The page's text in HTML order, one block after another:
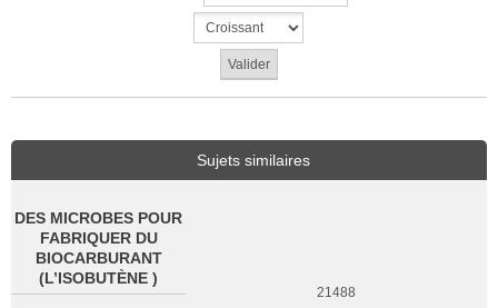
Sujets similaires
DES MICROBES POUR
FABRIQUER DU
BIOCARBURANT
(L’ISOBUTÈNE )
21488